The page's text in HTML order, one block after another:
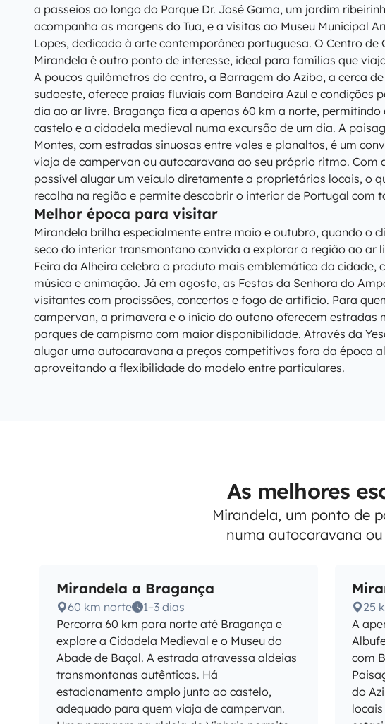
a passeios ao longo do Parque Dr. José Gama, um jardim
acompanha as margens do Tua, e a visitas ao Museu Municipal
Lopes, dedicado à arte contemporânea portuguesa. O Centro de
Mirandela é outro ponto de interesse, ideal para famílias que
A poucos quilómetros do centro, a Barragem do Azibo, a cerca
sudoeste, oferece praias fluviais com Bandeira Azul e condições
dia ao ar livre. Bragança fica a apenas 60 km a norte, permitindo
castelo e a cidadela medieval numa excursão de um dia. A
Montes, com estradas sinuosas entre vales e planaltos, é um
viaja de campervan ou autocaravana ao seu próprio ritmo. Com
possível alugar um veículo diretamente a proprietários locais, o
recolha na região e permite descobrir o interior de Portugal com
Melhor época para visitar
Mirandela brilha especialmente entre maio e outubro, quando o
seco do interior transmontano convida a explorar a região ao ar
Feira da Alheira celebra o produto mais emblemático da cidade,
música e animação. Já em agosto, as Festas da Senhora do
visitantes com procissões, concertos e fogo de artifício. Para
campervan, a primavera e o início do outono oferecem estradas
parques de campismo com maior disponibilidade. Através da
alugar uma autocaravana a preços competitivos fora da época
aproveitando a flexibilidade do modelo entre particulares.
As melhores
Mirandela, um ponto de
numa autocaravana
Mirandela a Bragança
60 km norte
1–3 dias
Percorra 60 km para norte até Bragança e
explore a Cidadela Medieval e o Museu do
Abade de Baçal. A estrada atravessa aldeias
transmontanas autênticas. Há
estacionamento amplo junto ao castelo,
adequado para quem viaja de campervan.
25
A
com
do